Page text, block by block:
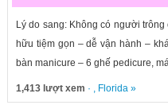
Lý do sang: Không có người
hữu tiệm gọn – dễ vận hành –
bàn manicure – 6 ghế pedicure,
1,413 lượt xem · , Florida»